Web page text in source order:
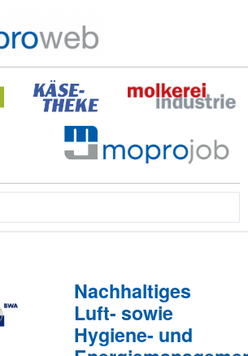
Nachhaltiges
Luft- sowie
Hygiene- und